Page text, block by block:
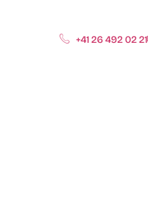
+41 26 492 02 21